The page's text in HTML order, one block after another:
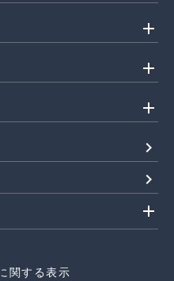
add
add
add
navigate_next
navigate_next
add
関する表示